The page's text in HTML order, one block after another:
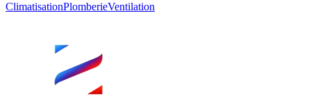
ClimatisationPlomberieVentilation